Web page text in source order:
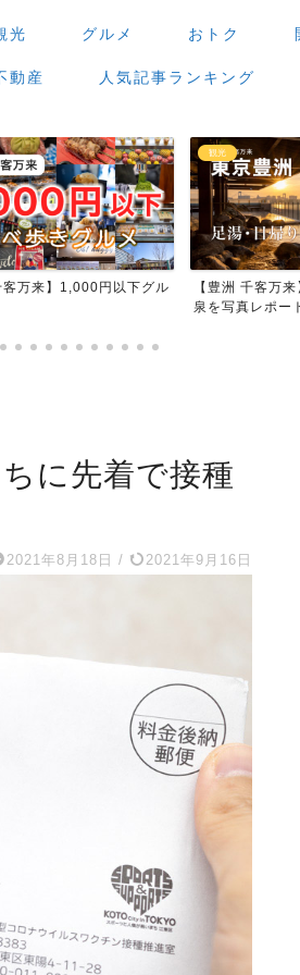
光 グルメ おトク
動産 人気記事ランキング
万来】1,000円以下グル
観光
【豊洲 千客万来
泉を写真レポート
に先着で接種
2021年8月18日 / 2021年9月16日